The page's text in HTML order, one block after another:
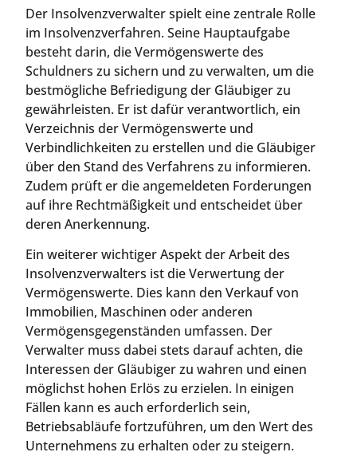
Der Insolvenzverwalter spielt eine zentrale Rolle
im Insolvenzverfahren. Seine Hauptaufgabe
besteht darin, die Vermögenswerte des
Schuldners zu sichern und zu verwalten, um die
bestmögliche Befriedigung der Gläubiger zu
gewährleisten. Er ist dafür verantwortlich, ein
Verzeichnis der Vermögenswerte und
Verbindlichkeiten zu erstellen und die Gläubiger
über den Stand des Verfahrens zu informieren.
Zudem prüft er die angemeldeten Forderungen
auf ihre Rechtmäßigkeit und entscheidet über
deren Anerkennung.
Ein weiterer wichtiger Aspekt der Arbeit des
Insolvenzverwalters ist die Verwertung der
Vermögenswerte. Dies kann den Verkauf von
Immobilien, Maschinen oder anderen
Vermögensgegenständen umfassen. Der
Verwalter muss dabei stets darauf achten, die
Interessen der Gläubiger zu wahren und einen
möglichst hohen Erlös zu erzielen. In einigen
Fällen kann es auch erforderlich sein,
Betriebsabläufe fortzuführen, um den Wert des
Unternehmens zu erhalten oder zu steigern.